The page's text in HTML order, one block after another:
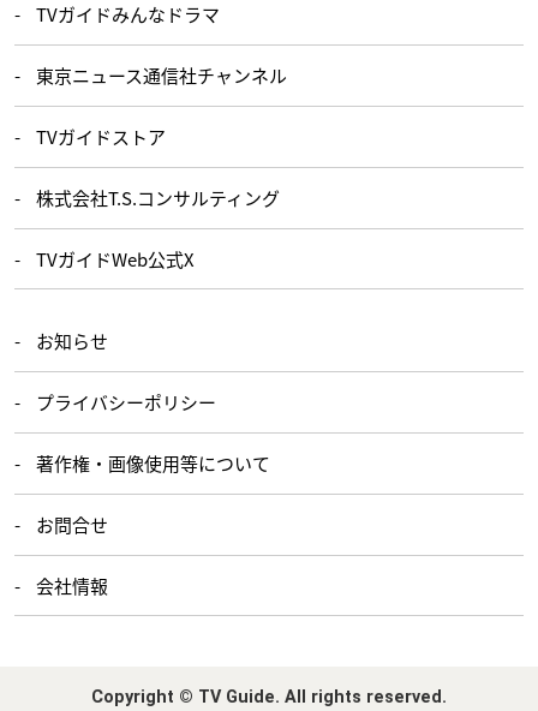
TVガイドみんなドラマ
東京ニュース通信社チャンネル
TVガイドストア
株式会社T.S.コンサルティング
TVガイドWeb公式X
お知らせ
プライバシーポリシー
著作権・画像使用等について
お問合せ
会社情報
Copyright © TV Guide. All rights reserved.